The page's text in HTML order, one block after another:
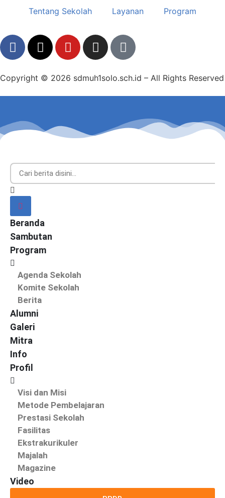
Tentang Sekolah Layanan Program
Copyright © 2026 sdmuh1solo.sch.id – All Rights Reserved
Beranda
Sambutan
Program
Agenda Sekolah
Komite Sekolah
Berita
Alumni
Galeri
Mitra
Info
Profil
Visi dan Misi
Metode Pembelajaran
Prestasi Sekolah
Fasilitas
Ekstrakurikuler
Majalah
Magazine
Video